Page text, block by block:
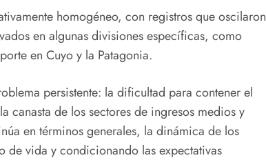
homogéneo, con registros que oscilaron
en algunas divisiones específicas, como
en Cuyo y la Patagonia.
persistente: la dificultad para contener el
canasta de los sectores de ingresos medios y
en términos generales, la dinámica de los
de vida y condicionando las expectativas